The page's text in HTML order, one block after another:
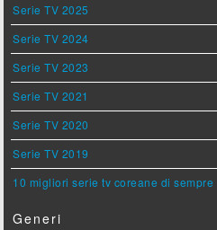
Serie TV 2025
Serie TV 2024
Serie TV 2023
Serie TV 2021
Serie TV 2020
Serie TV 2019
10 migliori serie tv coreane di sempre
Generi